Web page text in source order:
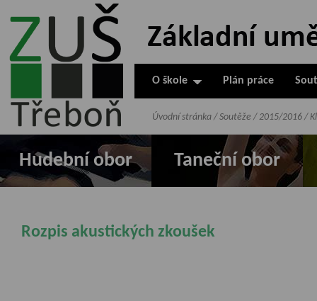
ZUŠ Třeboň -
Základní
umělecká škola
O škole Plán práce
Hudební obor Taneční obor
Úvodní stránka / Soutěže / 2015/2016 /
Rozpis akustických zkoušek